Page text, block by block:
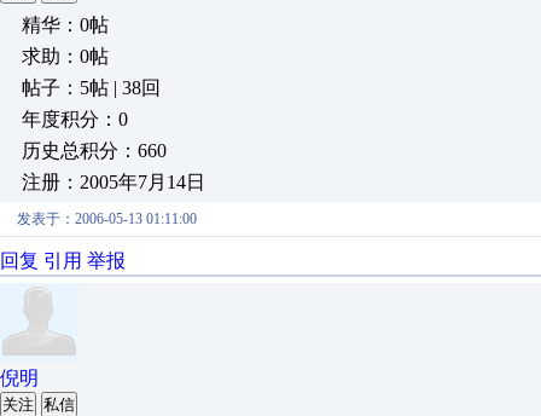
精华：0帖
求助：0帖
帖子：5帖 | 38回
年度积分：0
历史总积分：660
注册：2005年7月14日
发表于：2006-05-13 01:11:00
回复 引用 举报
倪明
关注 私信